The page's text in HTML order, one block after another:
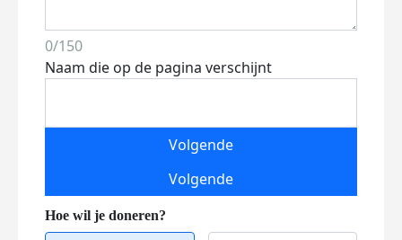
0/150
Naam die op de pagina verschijnt
Volgende
Volgende